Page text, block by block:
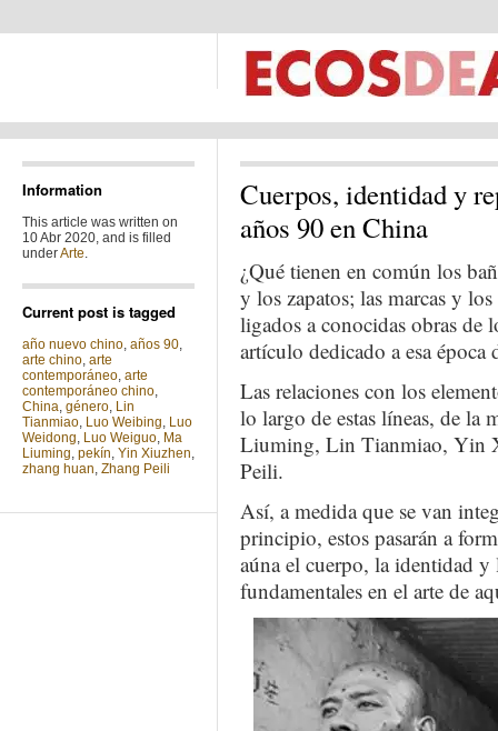
Information
This article was written on
10 Abr 2020, and is filled
underArte.
Current post is tagged
año nuevo chino, años 90,
arte chino, arte
contemporáneo, arte
contemporáneo chino,
China, género, Lin
Tianmiao, Luo Weibing, Luo
Weidong, Luo Weiguo, Ma
Liuming, pekín, Yin Xiuzhen,
zhang huan, Zhang Peili
Cuerpos, identidad y
años 90 en China
¿Qué tienen en común los
y los zapatos; las marcas y
ligados a conocidas obras de
artículo dedicado a esa época
Las relaciones con los
lo largo de estas líneas, de la
Liuming, Lin Tianmiao, Yin
Peili.
Así, a medida que se van
principio, estos pasarán a
aúna el cuerpo, la identidad
fundamentales en el arte de